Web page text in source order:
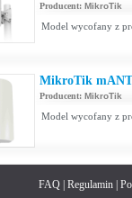
Producent: MikroTik
Model wycofany z
MikroTik
Producent: MikroTik
Model wycofany z
FAQ| Regulamin|